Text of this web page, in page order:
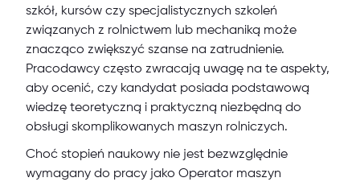
szkół, kursów czy specjalistycznych szkoleń
związanych z rolnictwem lub mechaniką może
znacząco zwiększyć szanse na zatrudnienie.
Pracodawcy często zwracają uwagę na te aspekty,
aby ocenić, czy kandydat posiada podstawową
wiedzę teoretyczną i praktyczną niezbędną do
obsługi skomplikowanych maszyn rolniczych.
Choć stopień naukowy nie jest bezwzględnie
wymagany do pracy jako Operator maszyn